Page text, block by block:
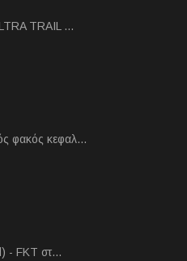
TRAIL …
φακός κεφαλ…
- FKT στ…